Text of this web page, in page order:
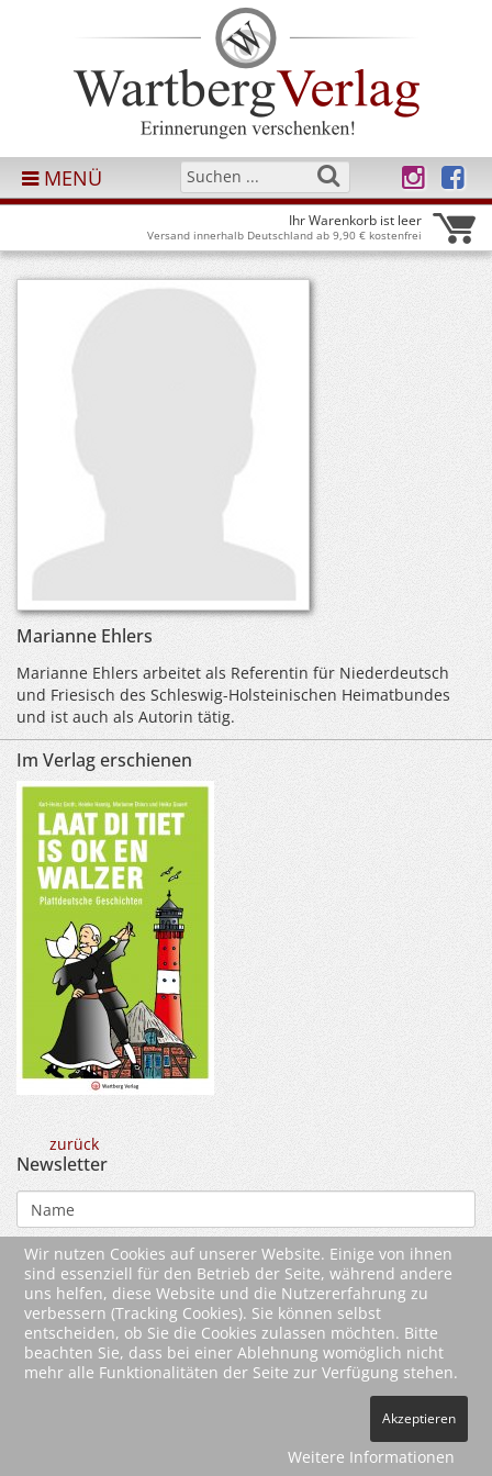
MENÜ
Ihr Warenkorb ist leer
Versand innerhalb Deutschland ab 9,90 € kostenfrei
Marianne Ehlers
Marianne Ehlers arbeitet als Referentin für Niederdeutsch
und Friesisch des Schleswig-Holsteinischen Heimatbundes
und ist auch als Autorin tätig.
Im Verlag erschienen
zurück
Newsletter
Vertrag widerrufen
Wir nutzen Cookies auf unserer Website. Einige von ihnen
sind essenziell für den Betrieb der Seite, während andere
uns helfen, diese Website und die Nutzererfahrung zu
verbessern (Tracking Cookies). Sie können selbst
entscheiden, ob Sie die Cookies zulassen möchten. Bitte
beachten Sie, dass bei einer Ablehnung womöglich nicht
mehr alle Funktionalitäten der Seite zur Verfügung stehen.
Akzeptieren
Weitere Informationen